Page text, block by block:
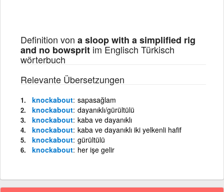
Definition von a sloop with a simplified rig
and no bowsprit im Englisch Türkisch
wörterbuch
Relevante Übersetzungen
knockabout sapasağlam
knockabout dayanıklı/gürültülü
knockabout kaba ve dayanıklı
knockabout kaba ve dayanıklı iki yelkenli hafif
knockabout gürültülü
knockabout her işe gelir